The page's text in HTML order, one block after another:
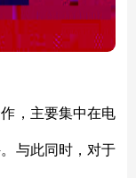
，主要集中在电
与此同时，对于